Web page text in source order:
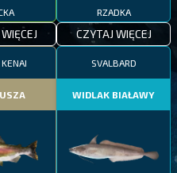
RZADKA
CZYTAJ WIĘCEJ
SVALBARD
WIDLAK BIAŁAWY